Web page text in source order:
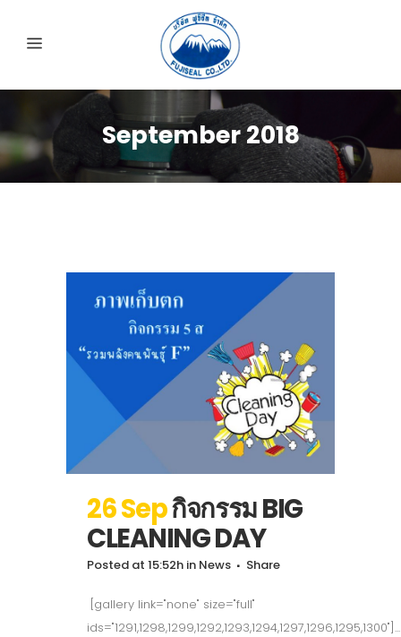
September 2018
26 Sepกิจกรรม BIG
CLEANING DAY
Posted at 15:52h in News Share
[gallery link="none" size="full"
ids="1291,1298,1299,1292,1293,1294,1297,1296,1295,1300"]...